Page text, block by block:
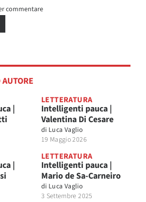
commentare
|
LETTERATURA
Intelligenti pauca |
Valentina Di Cesare
di Luca Vaglio
19 Maggio 2026
|
LETTERATURA
Intelligenti pauca |
Mario de Sa-Carneiro
di Luca Vaglio
3 Settembre 2025